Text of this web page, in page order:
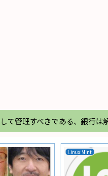
管理すべきである、銀行は
Linux Mint